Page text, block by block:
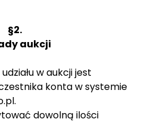
§2.
aukcji
w aukcji jest
konta w systemie
dowolną ilości